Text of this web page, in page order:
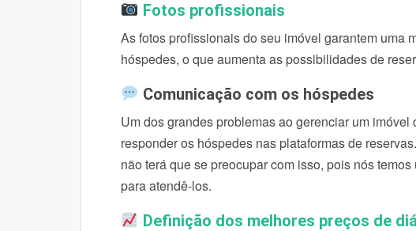
Fotos profissionais
As fotos profissionais do seu imóvel garantem uma
hóspedes, o que aumenta as possibilidades de
Comunicação com os hóspedes
Um dos grandes problemas ao gerenciar um
responder os hóspedes nas plataformas de
não terá que se preocupar com isso, pois nós
para atendê-los.
Definição dos melhores preços de